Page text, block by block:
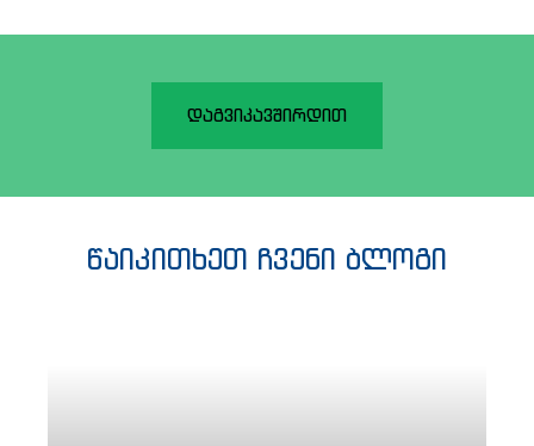
დაგვიკავშირდით
წაიკითხეთ ჩვენი ბლოგი